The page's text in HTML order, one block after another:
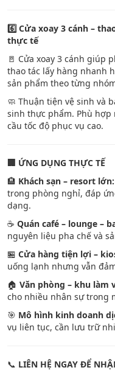
6️Cửa xoay 3 cánh –
thực tế
🚪 Cửa xoay 3 cánh giúp
thao tác lấy hàng nhanh
sản phẩm theo từng
🧼 Thuận tiện vệ sinh và
sinh thực phẩm. Phù hợp
cầu tốc độ phục vụ cao.
🏢
ỨNG DỤNG THỰC TẾ
🏨 Khách sạn – resort lớn:
trong phòng nghỉ, đáp
dạng.
☕ Quán café – lounge –
nguyên liệu pha chế và
🏪 Cửa hàng tiện lợi –
uống lạnh nhưng vẫn
🏠 Văn phòng – khu làm
cho nhiều nhân sự trong
🎯 Mô hình kinh doanh
vụ liên tục, cần lưu trữ
📞 LIÊN HỆ NGAY ĐỂ